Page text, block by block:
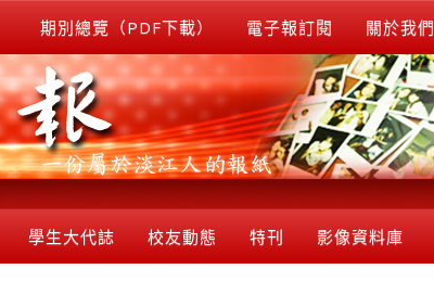
期別總覽（PDF下載） 電子報訂閱 關於我們
學生大代誌 校友動態 特刊 影像資料庫